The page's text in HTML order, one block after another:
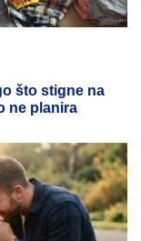
što stigne na
ne planira